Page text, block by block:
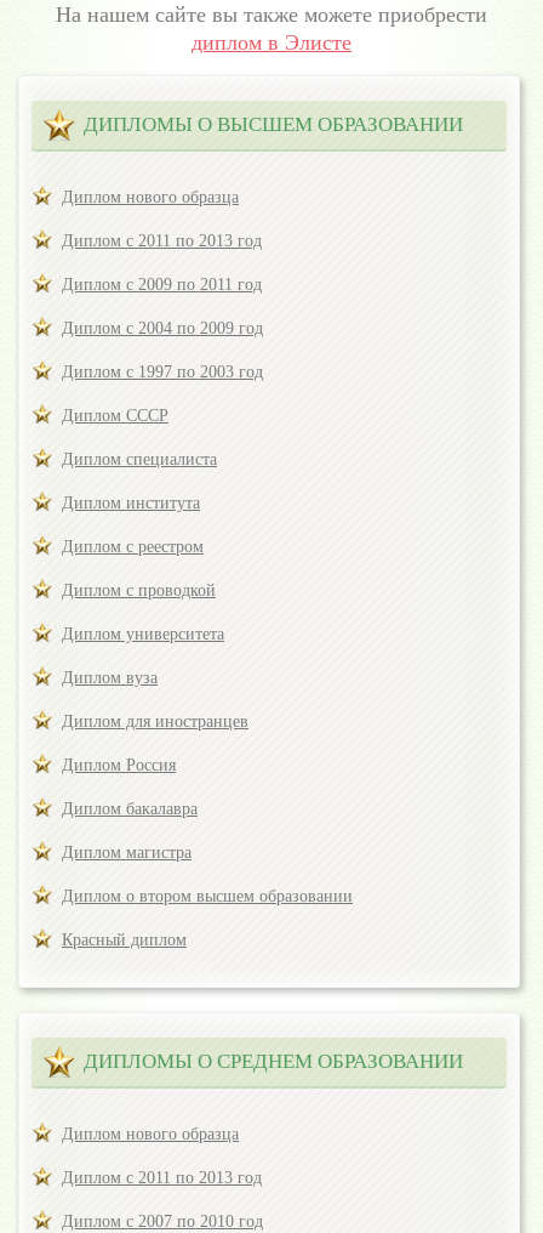
На нашем сайте вы также можете приобрести
диплом в Элисте
ДИПЛОМЫ О ВЫСШЕМ ОБРАЗОВАНИИ
Диплом нового образца
Диплом с 2011 по 2013 год
Диплом с 2009 по 2011 год
Диплом с 2004 по 2009 год
Диплом с 1997 по 2003 год
Диплом СССР
Диплом специалиста
Диплом института
Диплом с реестром
Диплом с проводкой
Диплом университета
Диплом вуза
Диплом для иностранцев
Диплом Россия
Диплом бакалавра
Диплом магистра
Диплом о втором высшем образовании
Красный диплом
ДИПЛОМЫ О СРЕДНЕМ ОБРАЗОВАНИИ
Диплом нового образца
Диплом с 2011 по 2013 год
Диплом с 2007 по 2010 год